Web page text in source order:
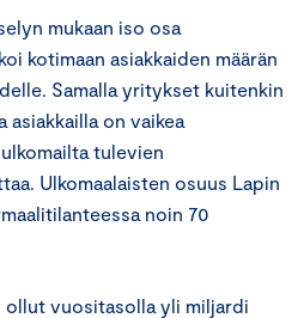
mukaan iso osa
kotimaan asiakkaiden määrän
Samalla yritykset kuitenkin
on vaikea
tulevien
Ulkomaalaisten osuus Lapin
noin 70
ollut vuositasolla yli miljardi